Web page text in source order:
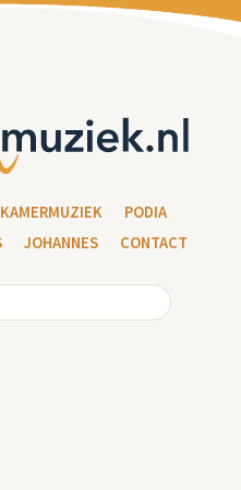
KAMERMUZIEK
PODIA
JOHANNES CONTACT